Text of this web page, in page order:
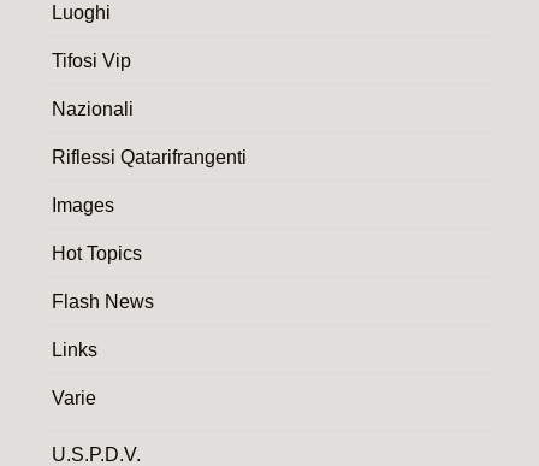
Luoghi
Tifosi Vip
Nazionali
Riflessi Qatarifrangenti
Images
Hot Topics
Flash News
Links
Varie
U.S.P.D.V.